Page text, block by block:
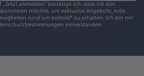
„Jetzt anmelden" bestätige ich, dass ich den
möchte, um exklusive Angebote, tolle
rund um bofrost* zu erhalten. Ich bin mit
einverstanden.